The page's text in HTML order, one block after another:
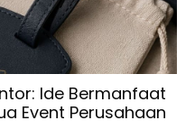
Ide Bermanfaat
Event Perusahaan